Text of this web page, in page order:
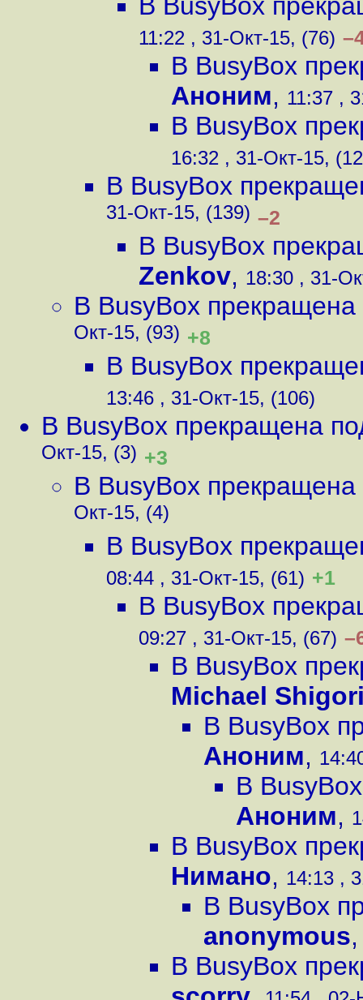
11:22 , 31-Окт-15, (76)
В BusyBox
Аноним, 11:37 ,
В BusyBox
16:32 , 31-Окт-15,
В BusyBox
31-Окт-15, (139) –2
В BusyBox
Zenkov, 18:30 , 31-
В BusyBox
Окт-15, (93) +8
В BusyBox
13:46 , 31-Окт-15, (106)
В BusyBox прекращена
Окт-15, (3) +3
В BusyBox
Окт-15, (4)
В BusyBox
08:44 , 31-Окт-15, (61) +1
В BusyBox
09:27 , 31-Окт-15, (67)
В BusyBox
Michael
В BusyBox
Аноним,
В
Аноним,
В BusyBox
Нимано, 14:13 ,
В BusyBox
anonymous
В BusyBox